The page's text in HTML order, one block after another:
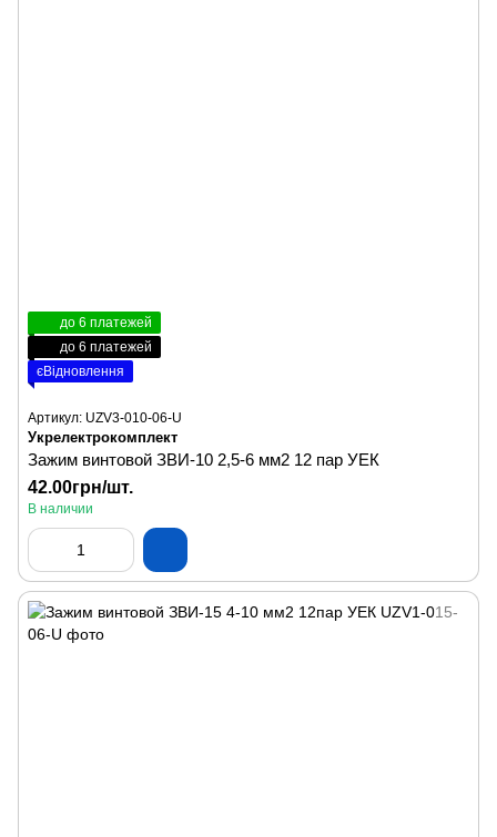
до 6 платежей
до 6 платежей
єВідновлення
Артикул: UZV3-010-06-U
Укрелектрокомплект
Зажим винтовой ЗВИ-10 2,5-6 мм2 12 пар УЕК
42.00грн/шт.
В наличии